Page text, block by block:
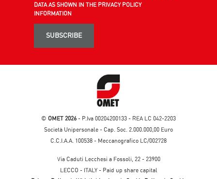
DATA AS SHOWN IN THE PRIVACY POLICY
INFORMATION
SUBSCRIBE
© OMET 2026 - P.Iva 00204200133 - REA LC 042-2203
Società Unipersonale - Cap. Soc. 2.000.000,00 Euro
C.C.I.A.A. 100538 - Meccanografico LC/002728
Via Caduti Lecchesi a Fossoli, 22 - 23900
LECCO - ITALY - Paid up share capital